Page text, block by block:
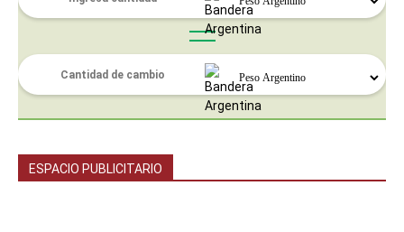
ESPACIO PUBLICITARIO